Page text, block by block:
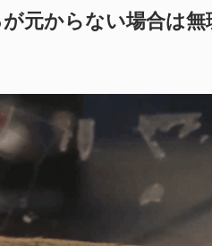
元からない場合は無